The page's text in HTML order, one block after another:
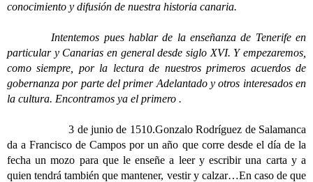
conocimiento y difusión de nuestra historia canaria.
Intentemos pues hablar de la enseñanza de Tenerife en
particular y Canarias en general desde siglo XVI. Y empezaremos,
como siempre, por la lectura de nuestros primeros acuerdos de
gobernanza por parte del primer Adelantado y otros interesados en
la cultura. Encontramos ya el primero .
3 de junio de 1510.Gonzalo Rodríguez de Salamanca
da a Francisco de Campos por un año que corre desde el día de la
fecha un mozo para que le enseñe a leer y escribir una carta y a
quien tendrá también que mantener, vestir y calzar…En caso de que